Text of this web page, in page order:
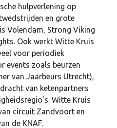
hulpverlening op
en grote
Volendam, Strong Viking
Ook werkt Witte Kruis
voor periodiek
events zoals beurzen
van Jaarbeurs Utrecht),
van ketenpartners
Witte Kruis
circuit Zandvoort en
de KNAF.